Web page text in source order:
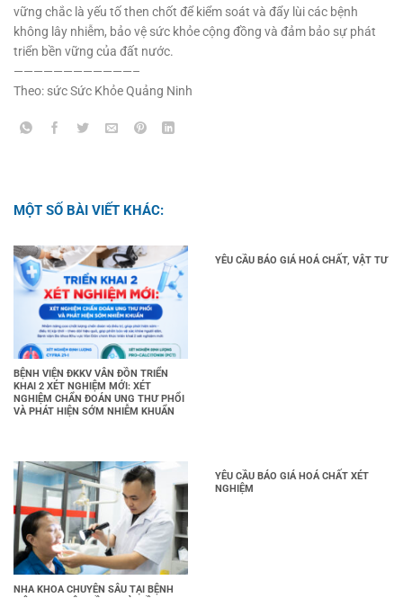
vững chắc là yếu tố then chốt để kiểm soát và đẩy lùi các bệnh
không lây nhiễm, bảo vệ sức khỏe cộng đồng và đảm bảo sự phát
triển bền vững của đất nước.
————————————–
Theo: sứcSức Khỏe Quảng Ninh
MỘT SỐ BÀI VIẾT KHÁC:
BỆNH VIỆN ĐKKV VÂN ĐỒN TRIỂN
KHAI 2 XÉT NGHIỆM MỚI: XÉT
NGHIỆM CHẨN ĐOÁN UNG THƯ PHỔI
VÀ PHÁT HIỆN SỚM NHIỄM KHUẨN
YÊU CẦU BÁO GIÁ HOÁ CHẤT, VẬT TƯ
NHA KHOA CHUYÊN SÂU TẠI BỆNH
YÊU CẦU BÁO GIÁ HOÁ CHẤT XÉT
NGHIỆM